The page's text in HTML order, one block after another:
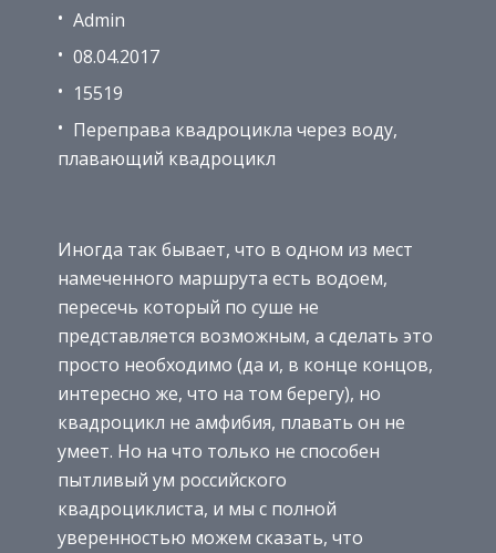
Admin
08.04.2017
15519
Переправа квадроцикла через воду,
плавающий квадроцикл
Иногда так бывает, что в одном из мест
намеченного маршрута есть водоем,
пересечь который по суше не
представляется возможным, а сделать это
просто необходимо (да и, в конце концов,
интересно же, что на том берегу), но
квадроцикл не амфибия, плавать он не
умеет. Но на что только не способен
пытливый ум российского
квадроциклиста, и мы с полной
уверенностью можем сказать, что